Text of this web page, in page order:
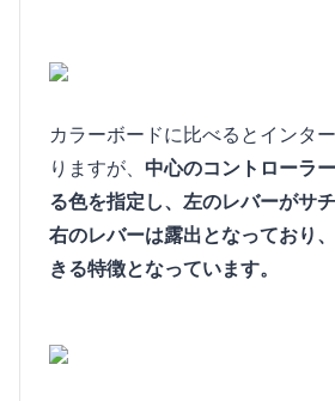
カラーボードに比べるとインタ
りますが、 中心のコントローラ
る色を指定し、左のレバーがサ
右のレバーは露出となっており
きる特徴となっています。